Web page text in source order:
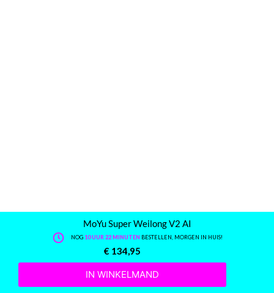
MoYu Super Weilong V2 AI
NOG 10 UUR 22 MINUTEN BESTELLEN, MORGEN IN HUIS!
€ 134,95
IN WINKELMAND